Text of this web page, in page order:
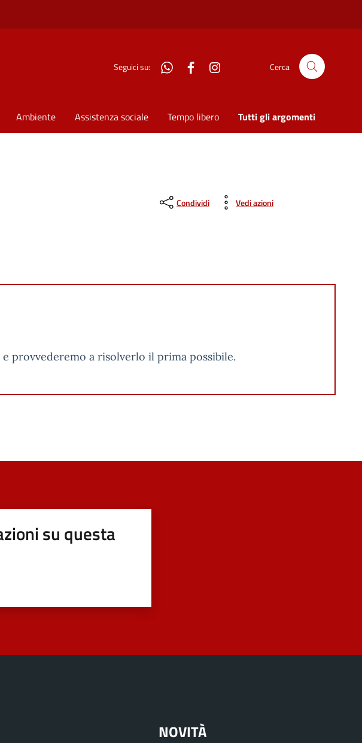
Seguici su: WhatsAppFacebook Cerca
Ambiente Assistenza sociale Tempo libero Tutti gli argomenti
Condividi Vedi azioni
provvederemo a risolverlo il prima possibile.
su questa
NOVITÀ